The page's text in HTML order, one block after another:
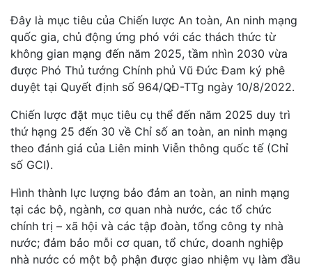
Đây là mục tiêu của Chiến lược An toàn, An ninh mạng
quốc gia, chủ động ứng phó với các thách thức từ
không gian mạng đến năm 2025, tầm nhìn 2030 vừa
được Phó Thủ tướng Chính phủ Vũ Đức Đam ký phê
duyệt tại Quyết định số 964/QĐ-TTg ngày 10/8/2022.
Chiến lược đặt mục tiêu cụ thể đến năm 2025 duy trì
thứ hạng 25 đến 30 về Chỉ số an toàn, an ninh mạng
theo đánh giá của Liên minh Viễn thông quốc tế (Chỉ
số GCI).
Hình thành lực lượng bảo đảm an toàn, an ninh mạng
tại các bộ, ngành, cơ quan nhà nước, các tổ chức
chính trị – xã hội và các tập đoàn, tổng công ty nhà
nước; đảm bảo mỗi cơ quan, tổ chức, doanh nghiệp
nhà nước có một bộ phận được giao nhiệm vụ làm đầu